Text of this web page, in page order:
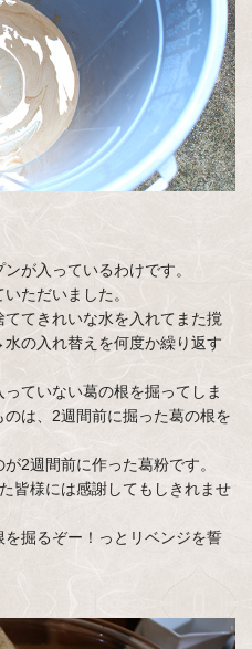
が入っているわけです。
ただいました。
てきれいな水を入れてまた撹
の入れ替えを何度か繰り返す
ていない葛の根を掘ってしま
は、2週間前に掘った葛の根を
2週間前に作った葛粉です。
皆様には感謝してもしきれませ
掘るぞー！っとリベンジを誓